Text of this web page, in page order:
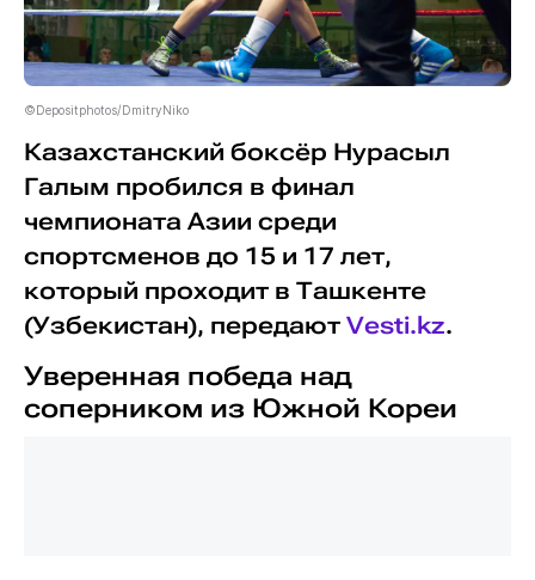
©Depositphotos/DmitryNiko
Казахстанский боксёр Нурасыл
Галым пробился в финал
чемпионата Азии среди
спортсменов до 15 и 17 лет,
который проходит в Ташкенте
(Узбекистан), передают Vesti.kz.
Уверенная победа над
соперником из Южной Кореи